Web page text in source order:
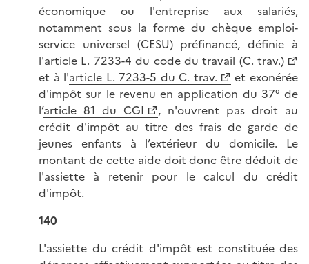
économique ou l'entreprise aux salariés,
notamment sous la forme du chèque emploi-
service universel (CESU) préfinancé, définie à
l'article L. 7233-4 du code du travail (C. trav.)
et à l'article L. 7233-5 du C. trav.
et exonérée
d'impôt sur le revenu en application du 37° de
l’article 81 du CGI
, n'ouvrent pas droit au
crédit d'impôt au titre des frais de garde de
jeunes enfants à l’extérieur du domicile. Le
montant de cette aide doit donc être déduit de
l'assiette à retenir pour le calcul du crédit
d'impôt.
140
L'assiette du crédit d'impôt est constituée des